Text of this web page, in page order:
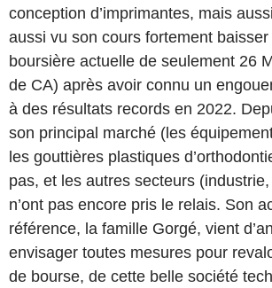
conception d’imprimantes, mais
aussi vu son cours fortement
boursière actuelle de seulement 26
de CA) après avoir connu un
à des résultats records en 2022.
son principal marché (les
les gouttières plastiques
pas, et les autres secteurs
n’ont pas encore pris le relais. Son
référence, la famille Gorgé, vient
envisager toutes mesures pour
de bourse, de cette belle société